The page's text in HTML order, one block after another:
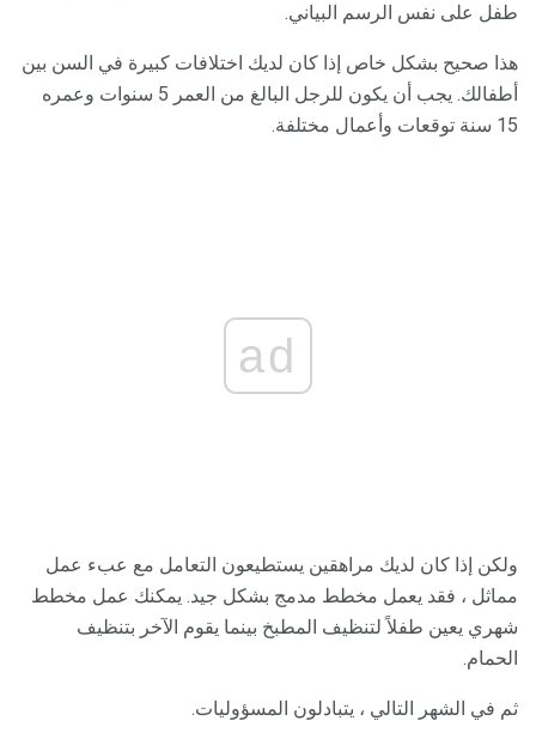
طفل على نفس الرسم البياني.
هذا صحيح بشكل خاص إذا كان لديك اختلافات كبيرة في السن بين
أطفالك. يجب أن يكون للرجل البالغ من العمر 5 سنوات وعمره
15 سنة توقعات وأعمال مختلفة.
ad
ولكن إذا كان لديك مراهقين يستطيعون التعامل مع عبء عمل
مماثل ، فقد يعمل مخطط مدمج بشكل جيد. يمكنك عمل مخطط
شهري يعين طفلاً لتنظيف المطبخ بينما يقوم الآخر بتنظيف
الحمام.
ثم في الشهر التالي ، يتبادلون المسؤوليات.